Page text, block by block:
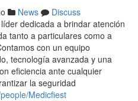
News
Discuss
dedicada a brindar atención
tanto a particulares como a
con un equipo
tecnología avanzada y una
eficiencia ante cualquier
la seguridad
Medicfiest